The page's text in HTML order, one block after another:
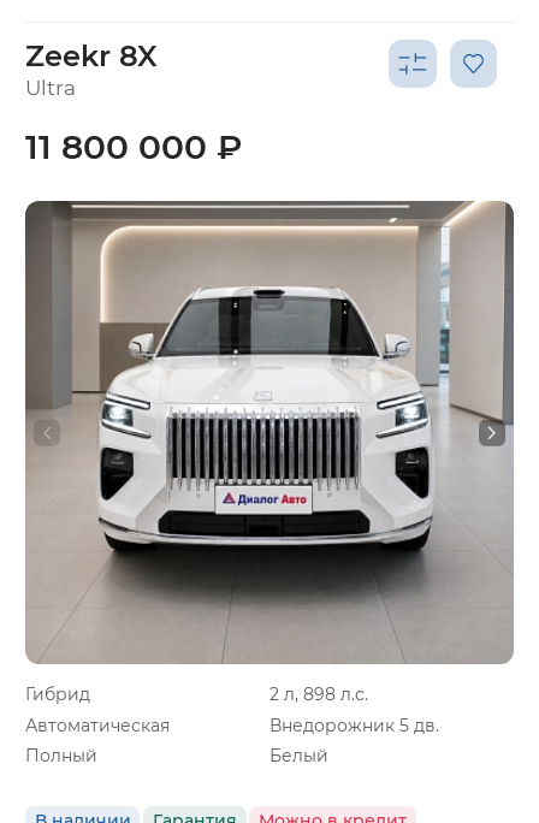
Zeekr 8X
Ultra
Гибрид
2 л, 898 л.с.
Автоматическая
Внедорожник 5 дв.
Полный
Белый
11 800 000 ₽